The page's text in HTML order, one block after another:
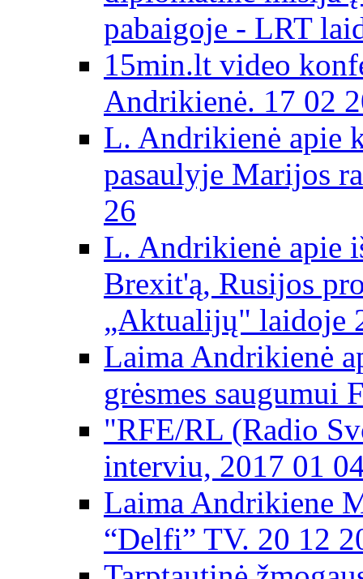
pabaigoje - LRT
15min.lt video
Andrikienė. 17 02
L. Andrikienė apie
pasaulyje Marijos
26
L. Andrikienė apie
Brexit'ą, Rusijos
„Aktualijų" laidoje
Laima Andrikienė
grėsmes saugumui
"RFE/RL (Radio
interviu, 2017 01
Laima Andrikiene
“Delfi” TV. 20 12